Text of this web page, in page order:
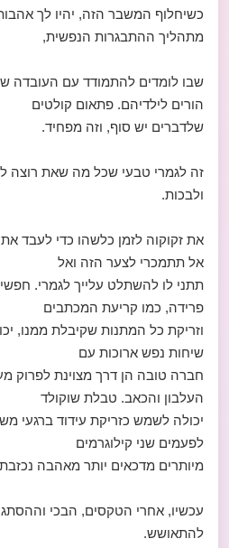
כשיחלוף המשבר הזה, יהיו לך
מתהליך ההתבגרות הנפשית,
שבו לומדים להתמודד עם העובדה
הורים לילדיהם. פתאום קולטים
שלדברים יש סוף, וזה מפחיד.
זה לגמרי טבעי שכל מה שאת רוצה
ולבכות.
את זקוקוה לזמן כלשהו כדי לעבד
אל תתמכרי לצער הזה ואל
תתני לו להשתלט עלייך לגמרי.
פרידה, כמו קריעת המכתבים
וזריקת כל המתנות שקיבלת ממנו,
שיחות נפש ארוכות עם
חברה טובה הן דרך מצוינת לפרוק
העלבון והכאב. טבלת שוקולד
יכולה לשמש כזריקת עידוד ברגעי
לפעמים שני קילוגרמים
מיותרים מדכאים יותר מאהבה
עכשיו, אחרי הטקסים, הבכי
להתאושש.